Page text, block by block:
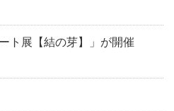
ト展【結の芽】」が開催